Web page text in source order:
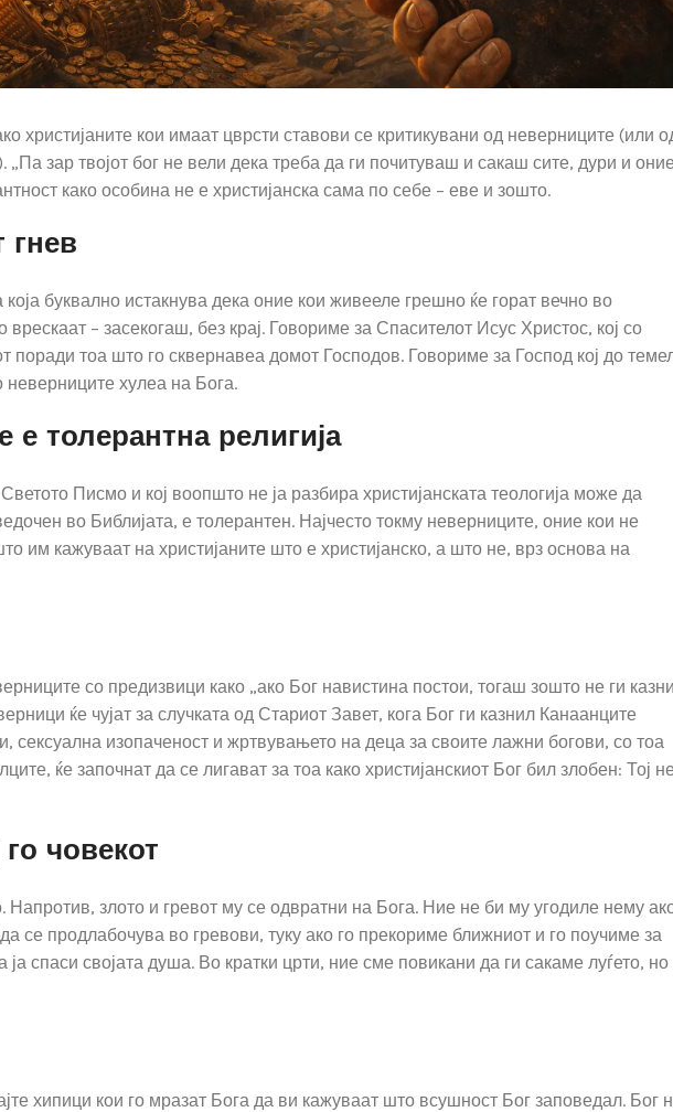
христијаните кои имаат цврсти ставови се критикувани од неверниците (или
„Па зар твојот бог не вели дека треба да ги почитуваш и сакаш сите, дури и оние
како особина не е христијанска сама по себе – еве и зошто.
гнев
која буквално истакнува дека оние кои живееле грешно ќе горат вечно во
– засекогаш, без крај. Говориме за Спасителот Исус Христос, кој со
поради тоа што го сквернавеа домот Господов. Говориме за Господ кој до
хулеа на Бога.
е толерантна религија
Писмо и кој воопшто не ја разбира христијанската теологија може да
во Библијата, е толерантен. Најчесто токму неверниците, оние кои не
им кажуваат на христијаните што е христијанско, а што не, врз основа на
со предизвици како „ако Бог навистина постои, тогаш зошто не ги казни
ќе чујат за случката од Стариот Завет, кога Бог ги казнил Канаанците
сексуална изопаченост и жртвувањето на деца за своите лажни богови, со тоа
ќе започнат да се лигават за тоа како христијанскиот Бог бил злобен: Тој не
човекот
злото и гревот му се одвратни на Бога. Ние не би му угодиле нему
се продлабочува во гревови, туку ако го прекориме ближниот и го поучиме за
ја спаси својата душа. Во кратки црти, ние сме повикани да ги сакаме луѓето, но
хипици кои го мразат Бога да ви кажуваат што всушност Бог заповедал. Бог